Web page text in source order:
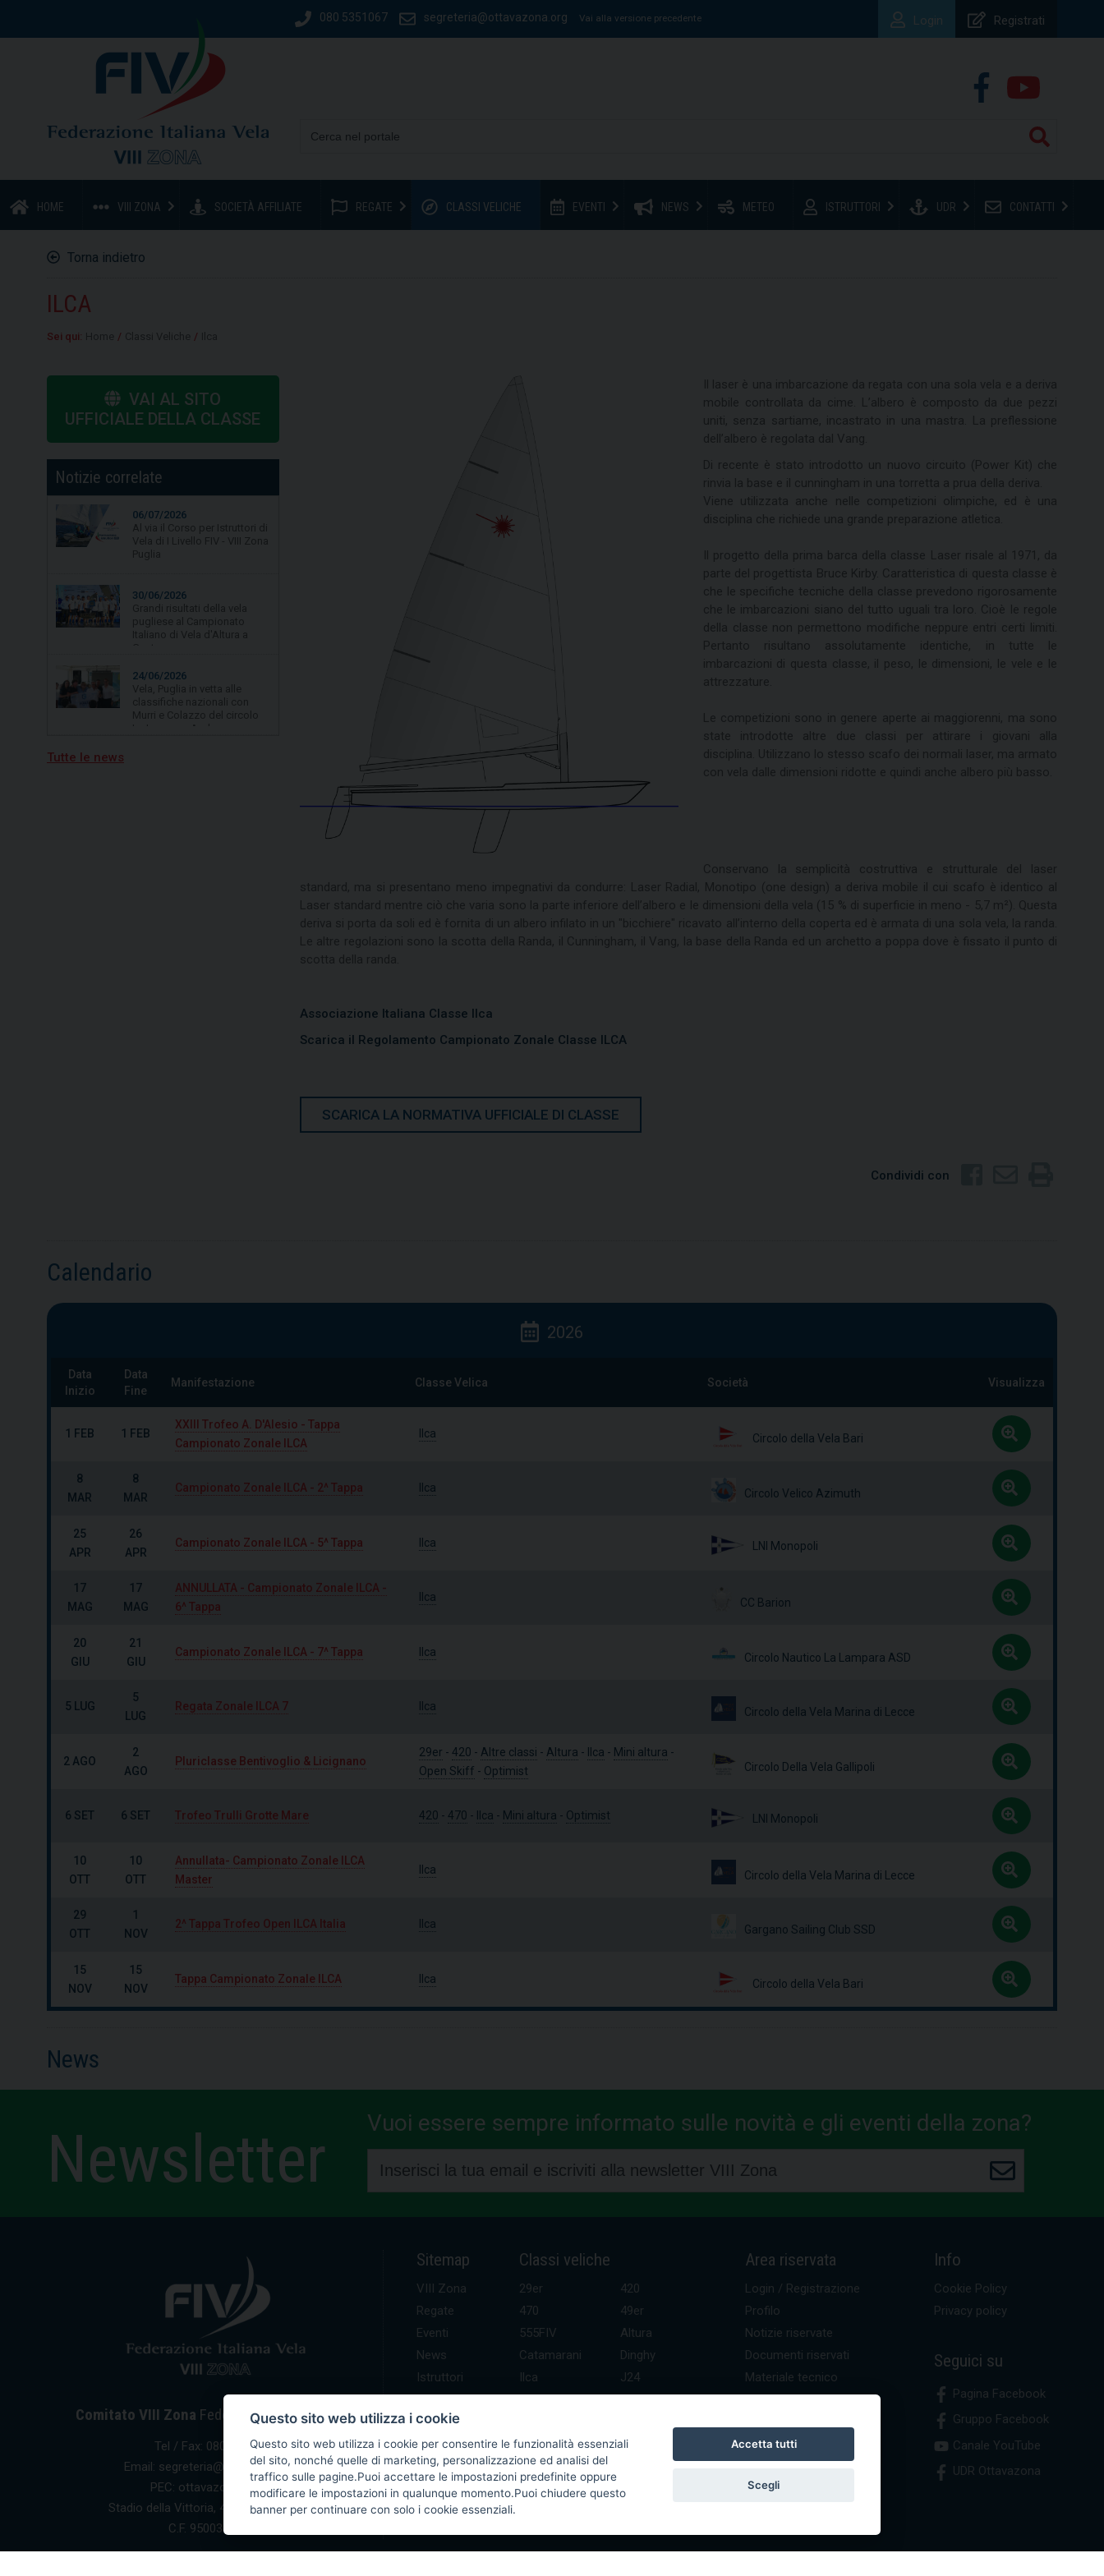
080 5351067 segreteria@ottavazona.org Vai alla versione precedente Registrati
Login
HOME VIII ZONA SOCIETÀ AFFILIATE REGATE CLASSI VELICHE EVENTI NEWS METEO ISTRUTTORI UDR CONTATTI
Torna indietro
ILCA
Sei qui: / /
VAI AL SITO
UFFICIALE DELLA CLASSE
Notizie correlate
06/07/2026
30/06/2026
24/06/2026
Tutte le news
Associazione Italiana Classe Ilca
Scarica il Regolamento Campionato Zonale Classe ILCA
SCARICA LA NORMATIVA UFFICIALE DI CLASSE
Condividi con
Calendario
2026
Data
Inizio
Data
Fine
Manifestazione Classe Velica Società Visualizza
1 FEB 1 FEB
XXIII Trofeo A. D'Alesio - Tappa
Campionato Zonale ILCA
Ilca Circolo della Vela Bari
8
MAR
8
MAR
Campionato Zonale ILCA - 2^ Tappa Ilca Circolo Velico Azimuth
25
APR
26
APR
Campionato Zonale ILCA - 5^ Tappa Ilca LNI Monopoli
17
MAG
17
MAG
ANNULLATA - Campionato Zonale ILCA -
6^ Tappa
Ilca CC Barion
20
GIU
21
GIU
Campionato Zonale ILCA - 7^ Tappa Ilca Circolo Nautico La Lampara ASD
5 LUG
5
LUG
Regata Zonale ILCA 7 Ilca Circolo della Vela Marina di Lecce
2 AGO
2
AGO
Pluriclasse Bentivoglio & Licignano
29er - 420 - Altre classi - Altura - Ilca - Mini altura -
Open Skiff - Optimist Circolo Della Vela Gallipoli
6 SET 6 SET Trofeo Trulli Grotte Mare 420 - 470 - Ilca - Mini altura - Optimist LNI Monopoli
10
OTT
10
OTT
Annullata- Campionato Zonale ILCA
Master
Ilca Circolo della Vela Marina di Lecce
29
OTT
1
NOV
2^ Tappa Trofeo Open ILCA Italia Ilca Gargano Sailing Club SSD
15
NOV
15
NOV
Tappa Campionato Zonale ILCA Ilca Circolo della Vela Bari
News
Newsletter Vuoi essere sempre informato sulle novità e gli eventi della zona?
Comitato VIII Zona Federazione Italiana Vela
Tel / Fax: 080 5351067
Email: segreteria@ottavazona.org
PEC: ottavazona@pec.it
Stadio della Vittoria, 4 Bari (BA) - 70123
C.F. 95003780103
Sitemap
VIII Zona
Regate
Eventi
News
Istruttori
UDR
Contatti
Classi veliche
29er
420
470
49er
555FIV
Altura
Catamarani
Dinghy
Ilca
J24
Kitefoil
Mini altura
Platu 25
SB 20
Waszp
Area riservata
Login / Registrazione
Profilo
Notizie riservate
Documenti riservati
Materiale tecnico
Info
Cookie Policy
Privacy policy
Seguici su
Pagina Facebook
Gruppo Facebook
Canale YouTube
UDR Ottavazona
Questo sito web utilizza i cookie
Questo sito web utilizza i cookie per consentire le funzionalità essenziali
del sito, nonché quelle di marketing, personalizzazione ed analisi del
traffico sulle pagine.Puoi accettare le impostazioni predefinite oppure
modificare le impostazioni in qualunque momento.Puoi chiudere questo
banner per continuare con solo i cookie essenziali.
Accetta tutti
Scegli